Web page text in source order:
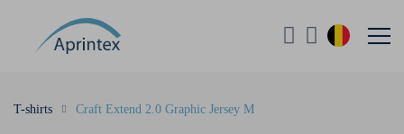
T-shirts Craft Extend 2.0 Graphic Jersey M